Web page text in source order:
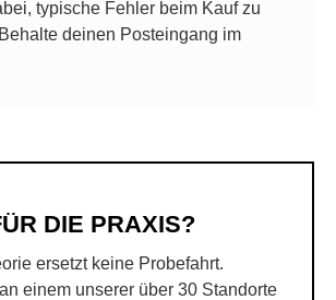
typische Fehler beim Kauf zu
deinen Posteingang im
DIE PRAXIS?
ersetzt keine Probefahrt.
einem unserer über 30 Standorte